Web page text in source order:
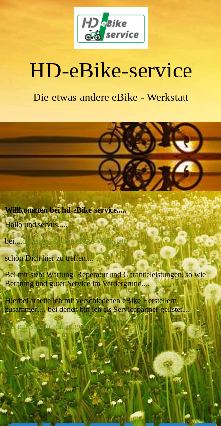
HD-eBike-service
Die etwas andere eBike - Werkstatt
Willkommen bei hd-eBike-service.....
Hallo und servus.....
bei....die etwas andere eBike-Werkstatt
schön Dich hier zu treffen....
Bei mir steht Wartung, Reperatur und Garantieleistungen, so wie
Beratung und guter Service im Vordergrund....
Hierbei arbeite ich mit verschiedenen eBike Herstellern
zusammen.... bei denen bin ich als Servicepartner gelistet....
Bei mir seit Ihr gut aufgehoben....